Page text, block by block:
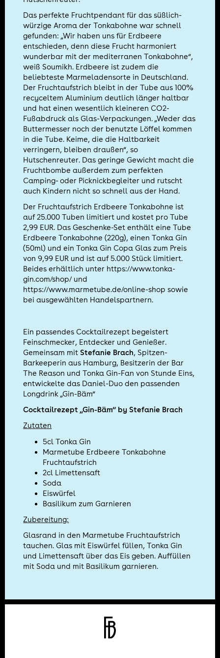
Das perfekte Fruchtpendant für das süßlich-
würzige Aroma der Tonkabohne war schnell
gefunden: „Wir haben uns für Erdbeere
entschieden, denn diese Frucht harmoniert
wunderbar mit der mediterranen Tonkabohne“,
weiß Soumikh. Erdbeere ist zudem die
beliebteste Marmeladensorte in Deutschland.
Der Fruchtaufstrich bleibt in der Tube aus 100%
recyceltem Aluminium deutlich länger haltbar
und hat einen wesentlich kleineren CO2-
Fußabdruck als Glas-Verpackungen. „Weder das
Buttermesser noch der benutzte Löffel kommen
in die Tube. Keime, die die Haltbarkeit
verringern, bleiben draußen“, so
Hutschenreuter. Das geringe Gewicht macht die
Fruchtbombe außerdem zum perfekten
Camping- oder Picknickbegleiter und rutscht
auch Kindern nicht so schnell aus der Hand.
Der Fruchtaufstrich Erdbeere Tonkabohne ist
auf 25.000 Tuben limitiert und kostet pro Tube
2,99 EUR. Das Geschenke-Set enthält eine Tube
Erdbeere Tonkabohne (220g), einen Tonka Gin
(50ml) und ein Tonka Gin Copa Glas zum Preis
von 9,99 EUR und ist auf 5.000 Stück limitiert.
Beides erhältlich unter https://www.tonka-
gin.com/shop/ und
https://www.marmetube.de/online-shop sowie
bei ausgewählten Handelspartnern.
Ein passendes Cocktailrezept begeistert
Feinschmecker, Entdecker und Genießer.
Gemeinsam mitStefanie Brach, Spitzen-
Barkeeperin aus Hamburg, Besitzerin der Bar
The Reason und Tonka Gin-Fan von Stunde Eins,
entwickelte das Daniel-Duo den passenden
Longdrink „Gin-Bäm“
Cocktailrezept „Gin-Bäm“ by Stefanie Brach
Zutaten
5cl Tonka Gin
Marmetube Erdbeere Tonkabohne
Fruchtaufstrich
2cl Limettensaft
Soda
Eiswürfel
Basilikum zum Garnieren
Zubereitung:
Glasrand in den Marmetube Fruchtaufstrich
tauchen. Glas mit Eiswürfel füllen, Tonka Gin
und Limettensaft über das Eis geben. Auffüllen
mit Soda und mit Basilikum garnieren.